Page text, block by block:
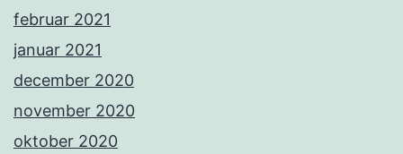
februar 2021
januar 2021
december 2020
november 2020
oktober 2020